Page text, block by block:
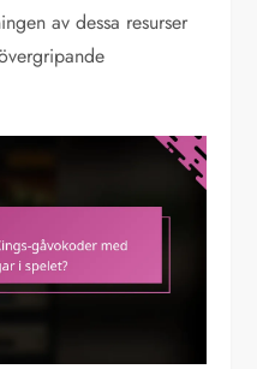
av dessa resurser